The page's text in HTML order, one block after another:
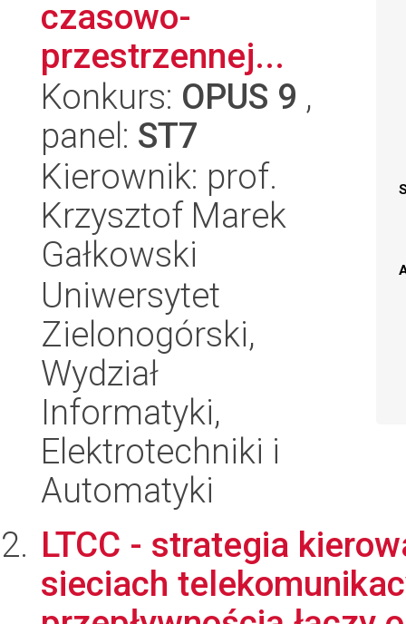
czasowo-
przestrzennej...
Konkurs: OPUS 9 ,
panel: ST7
Kierownik: prof.
Krzysztof Marek
Gałkowski
Uniwersytet
Zielonogórski,
Wydział
Informatyki,
Elektrotechniki i
Automatyki
LTCC - strategia
sieciach